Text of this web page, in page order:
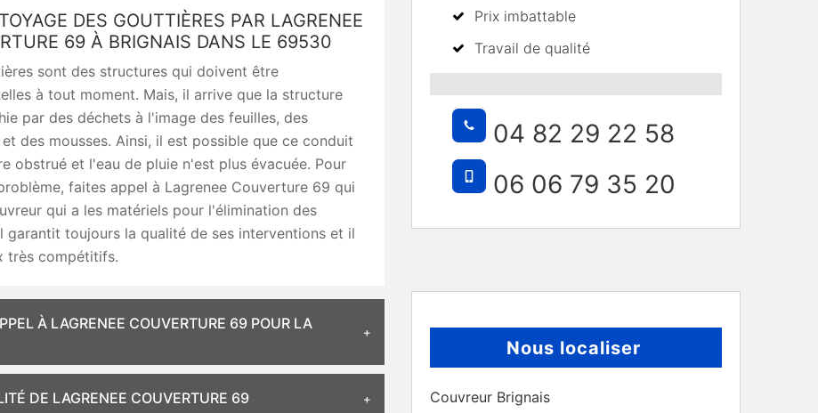
DES GOUTTIÈRES PAR LAGRENEE
69 À BRIGNAIS DANS LE 69530
sont des structures qui doivent être
à tout moment. Mais, il arrive que la structure
par des déchets à l'image des feuilles, des
des mousses. Ainsi, il est possible que ce conduit
obstrué et l'eau de pluie n'est plus évacuée. Pour
faites appel à Lagrenee Couverture 69 qui
qui a les matériels pour l'élimination des
garantit toujours la qualité de ses interventions et il
très compétitifs.
À LAGRENEE COUVERTURE 69 POUR LA
DE LAGRENEE COUVERTURE 69
Prix imbattable
Travail de qualité
04 82 29 22 58
06 06 79 35 20
Nous localiser
Couvreur Brignais